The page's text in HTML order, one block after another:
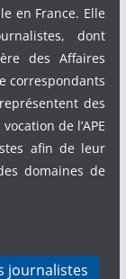
en France. Elle
dont
des Affaires
correspondants
des
de l’APE
afin de leur
domaines de
journalistes